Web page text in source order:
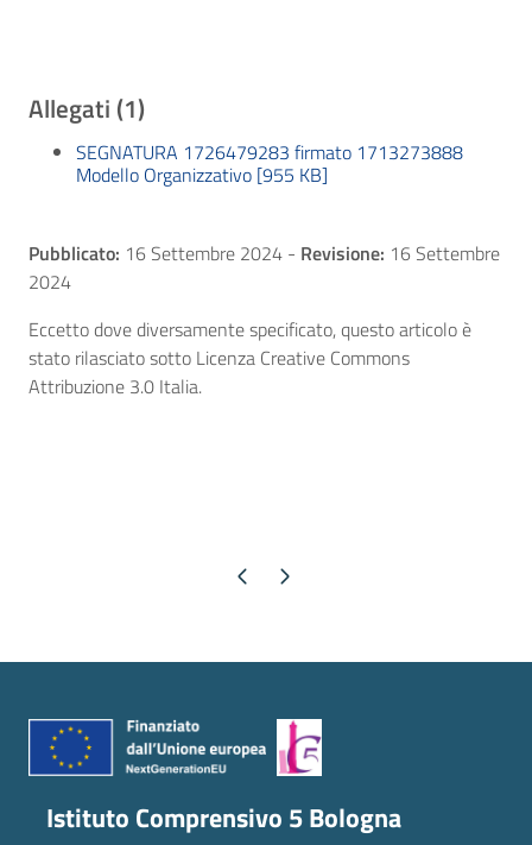
Allegati (1)
SEGNATURA 1726479283 firmato 1713273888
Modello Organizzativo [955 KB]
Pubblicato: 16 Settembre 2024 - Revisione: 16 Settembre
2024
Eccetto dove diversamente specificato, questo articolo è
stato rilasciato sotto Licenza Creative Commons
Attribuzione 3.0 Italia.
Pagina precedente
Pagina successiva
Istituto Comprensivo 5 Bologna